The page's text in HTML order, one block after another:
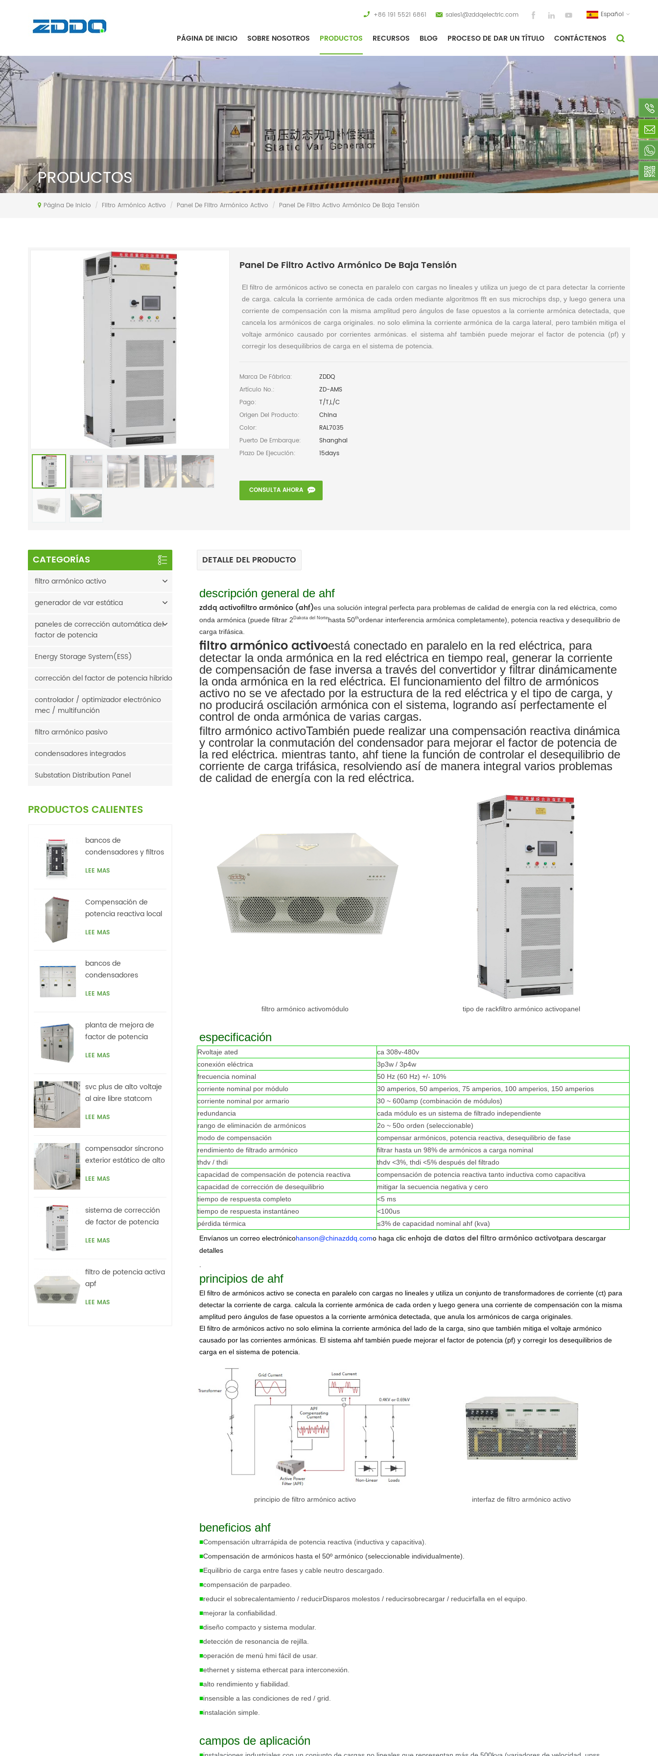
Español
+86 191 5521 6861 sales1@zddqelectric.com
PÁGINA DE INICIO SOBRE NOSOTROS PRODUCTOS RECURSOS BLOG PROCESO DE DAR UN TÍTULO CONTÁCTENOS
PRODUCTOS
Página De Inicio / Filtro Armónico Activo / Panel De Filtro Armónico Activo / Panel De Filtro Activo Armónico De Baja Tensión
Panel De Filtro Activo Armónico De Baja Tensión
El filtro de armónicos activo se conecta en paralelo con cargas no lineales y utiliza un juego de ct para detectar la corriente
de carga. calcula la corriente armónica de cada orden mediante algoritmos fft en sus microchips dsp, y luego genera una
corriente de compensación con la misma amplitud pero ángulos de fase opuestos a la corriente armónica detectada, que
cancela los armónicos de carga originales. no solo elimina la corriente armónica de la carga lateral, pero también mitiga el
voltaje armónico causado por corrientes armónicas. el sistema ahf también puede mejorar el factor de potencia (pf) y
corregir los desequilibrios de carga en el sistema de potencia.
Marca De Fábrica:
ZDDQ
Artículo No.:
ZD-AMS
Pago:
T/T,L/C
Origen Del Producto:
China
Color:
RAL7035
Puerto De Embarque:
Shanghai
Plazo De Ejecución:
15days
CONSULTA AHORA
DETALLE DEL PRODUCTO
descripción general de ahf
zddq activofiltro armónico (ahf)es una solución integral perfecta para problemas de calidad de energía con la red eléctrica, como
onda armónica (puede filtrar 2Dakota del Nortehasta 50thordenar interferencia armónica completamente), potencia reactiva y desequilibrio de
carga trifásica.
filtro armónico activoestá conectado en paralelo en la red eléctrica, para
detectar la onda armónica en la red eléctrica en tiempo real, generar la corriente
de compensación de fase inversa a través del convertidor y filtrar dinámicamente
la onda armónica en la red eléctrica. El funcionamiento del filtro de armónicos
activo no se ve afectado por la estructura de la red eléctrica y el tipo de carga, y
no producirá oscilación armónica con el sistema, logrando así perfectamente el
control de onda armónica de varias cargas.
filtro armónico activoTambién puede realizar una compensación reactiva dinámica
y controlar la conmutación del condensador para mejorar el factor de potencia de
la red eléctrica. mientras tanto, ahf tiene la función de controlar el desequilibrio de
corriente de carga trifásica, resolviendo así de manera integral varios problemas
de calidad de energía con la red eléctrica.
filtro armónico activomódulo tipo de rackfiltro armónico activopanel
especificación
Rvoltaje ated
ca 308v-480v
conexión eléctrica
3p3w / 3p4w
frecuencia nominal
50 Hz (60 Hz) +/- 10%
corriente nominal por módulo
30 amperios, 50 amperios, 75 amperios, 100 amperios, 150 amperios
corriente nominal por armario
30 ~ 600amp (combinación de módulos)
redundancia
cada módulo es un sistema de filtrado independiente
rango de eliminación de armónicos
2o ~ 50o orden (seleccionable)
modo de compensación
compensar armónicos, potencia reactiva, desequilibrio de fase
rendimiento de filtrado armónico
filtrar hasta un 98% de armónicos a carga nominal
thdv / thdi
thdv <3%, thdi <5% después del filtrado
capacidad de compensación de potencia reactiva
compensación de potencia reactiva tanto inductiva como capacitiva
capacidad de corrección de desequilibrio
mitigar la secuencia negativa y cero
tiempo de respuesta completo
<5 ms
tiempo de respuesta instantáneo
<100us
pérdida térmica
≤3% de capacidad nominal ahf (kva)
Envíanos un correo electrónicohanson@chinazddq.como haga clic enhoja de datos del filtro armónico activotpara descargar
detalles
principios de ahf
El filtro de armónicos activo se conecta en paralelo con cargas no lineales y utiliza un conjunto de transformadores de corriente (ct) para
detectar la corriente de carga. calcula la corriente armónica de cada orden y luego genera una corriente de compensación con la misma
amplitud pero ángulos de fase opuestos a la corriente armónica detectada, que anula los armónicos de carga originales.
El filtro de armónicos activo no solo elimina la corriente armónica del lado de la carga, sino que también mitiga el voltaje armónico
causado por las corrientes armónicas. El sistema ahf también puede mejorar el factor de potencia (pf) y corregir los desequilibrios de
carga en el sistema de potencia.
principio de filtro armónico activo interfaz de filtro armónico activo
beneficios ahf
■Compensación ultrarrápida de potencia reactiva (inductiva y capacitiva).
■Compensación de armónicos hasta el 50º armónico (seleccionable individualmente).
■Equilibrio de carga entre fases y cable neutro descargado.
■compensación de parpadeo.
■reducir el sobrecalentamiento / reducirDisparos molestos / reducirsobrecargar / reducirfalla en el equipo.
■mejorar la confiabilidad.
■diseño compacto y sistema modular.
■detección de resonancia de rejilla.
■operación de menú hmi fácil de usar.
■ethernet y sistema ethercat para interconexión.
■alto rendimiento y fiabilidad.
■insensible a las condiciones de red / grid.
■instalación simple.
campos de aplicación
CATEGORÍAS
filtro armónico activo
generador de var estática
paneles de corrección automática del
factor de potencia
Energy Storage System(ESS)
corrección del factor de potencia híbrido
controlador / optimizador electrónico
mec / multifunción
filtro armónico pasivo
condensadores integrados
Substation Distribution Panel
PRODUCTOS CALIENTES
bancos de
condensadores y filtros
tensión
LEE MAS
Compensación de
potencia reactiva local
horno de arco
LEE MAS
bancos de
condensadores
tensión con filtros
LEE MAS
planta de mejora de
factor de potencia
voltaje basada en svc
LEE MAS
svc plus de alto voltaje
al aire libre statcom
LEE MAS
compensador síncrono
exterior estático de alto
LEE MAS
sistema de corrección
de factor de potencia
LEE MAS
filtro de potencia activa
apf
LEE MAS